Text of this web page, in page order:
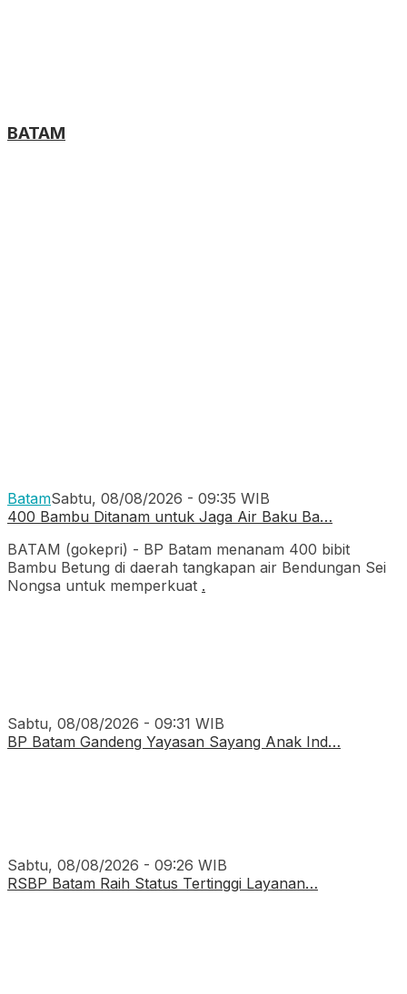
BATAM
BatamSabtu, 08/08/2026 - 09:35 WIB
400 Bambu Ditanam untuk Jaga Air Baku Ba…
BATAM (gokepri) - BP Batam menanam 400 bibit
Bambu Betung di daerah tangkapan air Bendungan Sei
Nongsa untuk memperkuat .
Sabtu, 08/08/2026 - 09:31 WIB
BP Batam Gandeng Yayasan Sayang Anak Ind…
Sabtu, 08/08/2026 - 09:26 WIB
RSBP Batam Raih Status Tertinggi Layanan…